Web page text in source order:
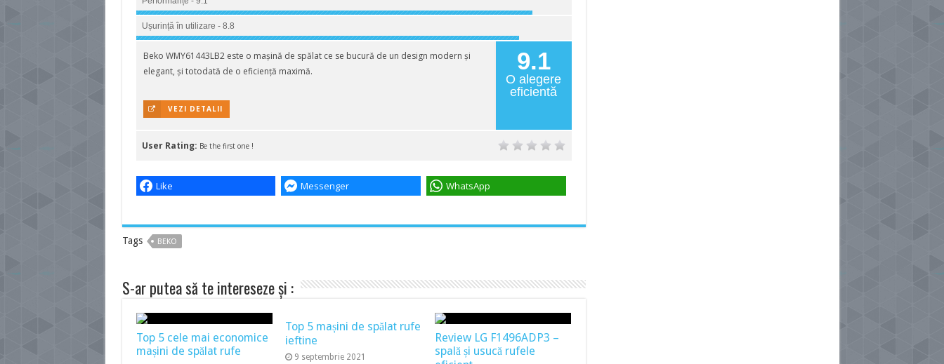
Ușurință în utilizare - 8.8
9.1
O alegere
eficientă
Beko WMY61443LB2 este o mașină de spălat ce se bucură de un design modern și
elegant, și totodată de o eficiență maximă.
VEZI DETALII
User Rating: Be the first one !
Like Messenger WhatsApp
Tags BEKO
S-ar putea să te intereseze și :
Top 5 cele mai economice
mașini de spălat rufe
Top 5 mașini de spălat rufe
ieftine
9 septembrie 2021
Review LG F1496ADP3 –
spală și usucă rufele